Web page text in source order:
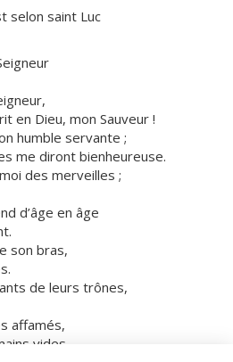
selon saint Luc
Dieu, mon Sauveur !
humble servante ;
me diront bienheureuse.
des merveilles ;
d’âge en âge
son bras,
de leurs trônes,
affamés,
vides.